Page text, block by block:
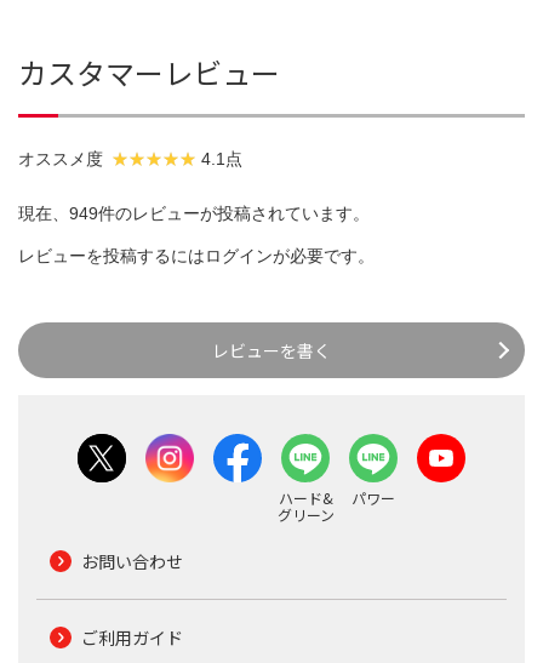
カスタマーレビュー
オススメ度 4.1点
現在、949件のレビューが投稿されています。
レビューを投稿するにはログインが必要です。
レビューを書く
ハード&
グリーン
パワー
お問い合わせ
ご利用ガイド